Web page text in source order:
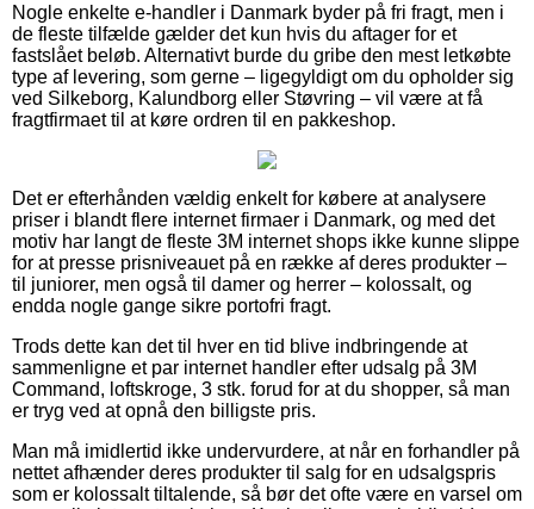
Nogle enkelte e-handler i Danmark byder på fri fragt, men i
de fleste tilfælde gælder det kun hvis du aftager for et
fastslået beløb. Alternativt burde du gribe den mest letkøbte
type af levering, som gerne – ligegyldigt om du opholder sig
ved Silkeborg, Kalundborg eller Støvring – vil være at få
fragtfirmaet til at køre ordren til en pakkeshop.
Det er efterhånden vældig enkelt for købere at analysere
priser i blandt flere internet firmaer i Danmark, og med det
motiv har langt de fleste 3M internet shops ikke kunne slippe
for at presse prisniveauet på en række af deres produkter –
til juniorer, men også til damer og herrer – kolossalt, og
endda nogle gange sikre portofri fragt.
Trods dette kan det til hver en tid blive indbringende at
sammenligne et par internet handler efter udsalg på 3M
Command, loftskroge, 3 stk. forud for at du shopper, så man
er tryg ved at opnå den billigste pris.
Man må imidlertid ikke undervurdere, at når en forhandler på
nettet afhænder deres produkter til salg for en udsalgspris
som er kolossalt tiltalende, så bør det ofte være en varsel om